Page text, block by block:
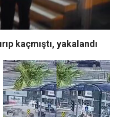
kaçmıştı, yakalandı